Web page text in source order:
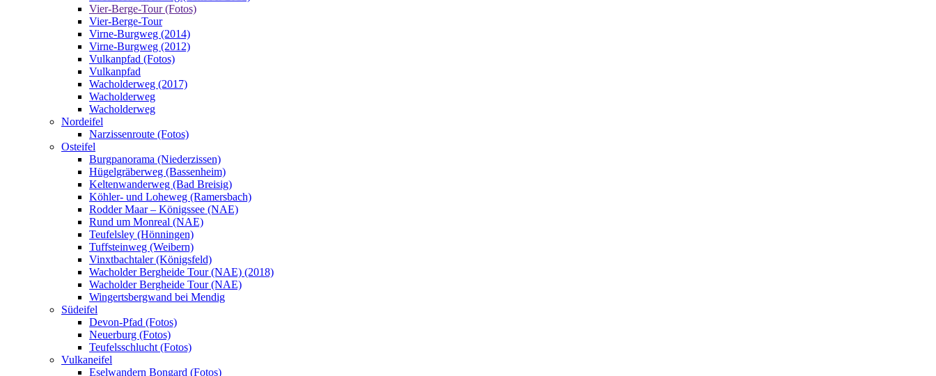
Vier-Berge-Tour (Fotos)
Vier-Berge-Tour
Virne-Burgweg (2014)
Virne-Burgweg (2012)
Vulkanpfad (Fotos)
Vulkanpfad
Wacholderweg (2017)
Wacholderweg
Wacholderweg
Nordeifel
Narzissenroute (Fotos)
Osteifel
Burgpanorama (Niederzissen)
Hügelgräberweg (Bassenheim)
Keltenwanderweg (Bad Breisig)
Köhler- und Loheweg (Ramersbach)
Rodder Maar – Königssee (NAE)
Rund um Monreal (NAE)
Teufelsley (Hönningen)
Tuffsteinweg (Weibern)
Vinxtbachtaler (Königsfeld)
Wacholder Bergheide Tour (NAE) (2018)
Wacholder Bergheide Tour (NAE)
Wingertsbergwand bei Mendig
Südeifel
Devon-Pfad (Fotos)
Neuerburg (Fotos)
Teufelsschlucht (Fotos)
Vulkaneifel
Eselwandern Bongard (Fotos)